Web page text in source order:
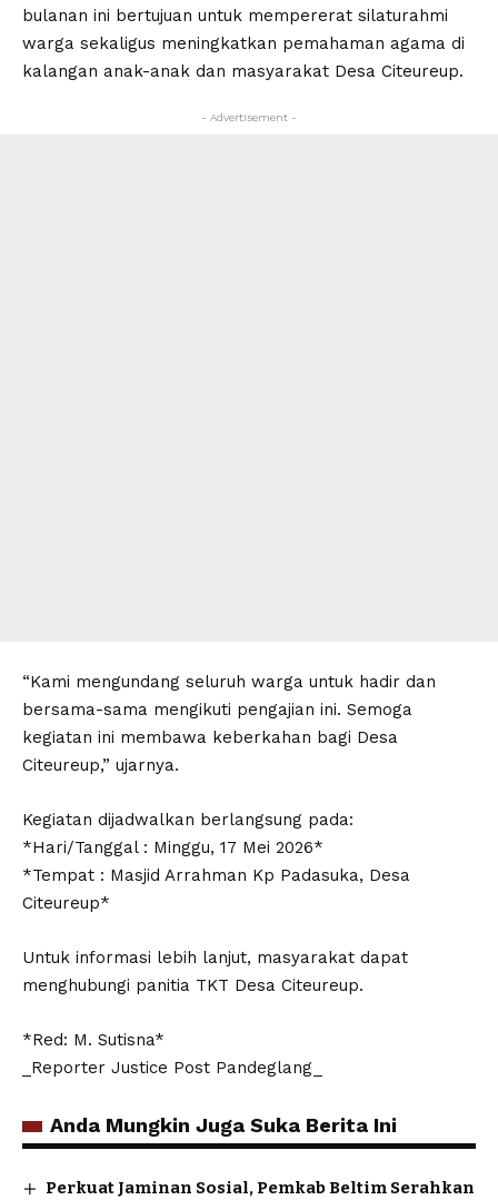
bulanan ini bertujuan untuk mempererat silaturahmi
warga sekaligus meningkatkan pemahaman agama di
kalangan anak-anak dan masyarakat Desa Citeureup.
- Advertisement -
“Kami mengundang seluruh warga untuk hadir dan
bersama-sama mengikuti pengajian ini. Semoga
kegiatan ini membawa keberkahan bagi Desa
Citeureup,” ujarnya.
Kegiatan dijadwalkan berlangsung pada:
*Hari/Tanggal : Minggu, 17 Mei 2026*
*Tempat : Masjid Arrahman Kp Padasuka, Desa
Citeureup*
Untuk informasi lebih lanjut, masyarakat dapat
menghubungi panitia TKT Desa Citeureup.
*Red: M. Sutisna*
_Reporter Justice Post Pandeglang_
Anda Mungkin Juga Suka Berita Ini
Perkuat Jaminan Sosial, Pemkab Beltim Serahkan